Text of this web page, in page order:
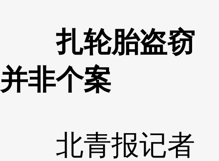
扎轮胎盗窃
并非个案
北青报记者